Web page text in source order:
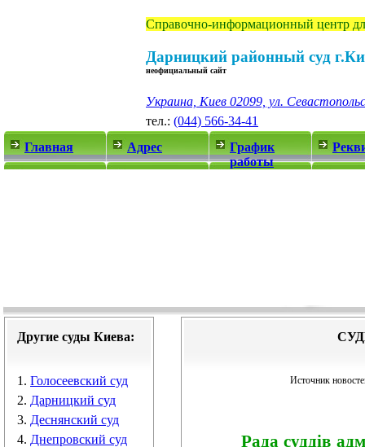
Справочно-информационный центр
Дарницкий районный суд
неофициальный сайт
Украина, Киев 02099, ул.
тел.: (044) 566-34-41
Главная
Адрес
График
работы
Другие суды Киева:
1. Голосеевский суд
2. Дарницкий суд
3. Деснянский суд
4. Днепровский суд
Источник
Рада суддів